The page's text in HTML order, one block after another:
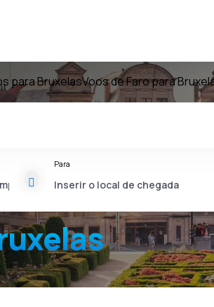
para BruxelasVoos de Faro para
Para